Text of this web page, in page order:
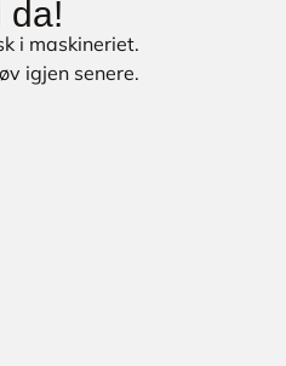
da!
i maskineriet.
igjen senere.